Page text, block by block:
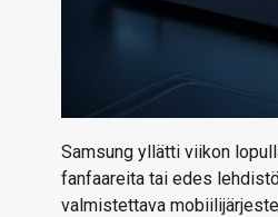
Samsung yllätti viikon
fanfaareita tai edes
valmistettava